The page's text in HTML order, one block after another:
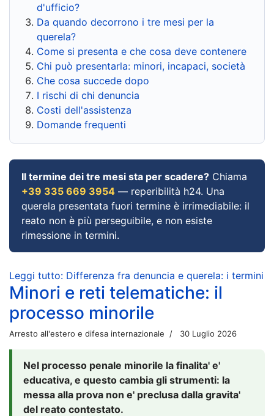
d'ufficio?
Da quando decorrono i tre mesi per la
querela?
Come si presenta e che cosa deve contenere
Chi può presentarla: minori, incapaci, società
Che cosa succede dopo
I rischi di chi denuncia
Costi dell'assistenza
Domande frequenti
Il termine dei tre mesi sta per scadere? Chiama
+39 335 669 3954 — reperibilità h24. Una
querela presentata fuori termine è irrimediabile: il
reato non è più perseguibile, e non esiste
rimessione in termini.
Leggi tutto: Differenza fra denuncia e querela: i termini
Minori e reti telematiche: il
processo minorile
Arresto all'estero e difesa internazionale 30 Luglio 2026
Nel processo penale minorile la finalita' e'
educativa, e questo cambia gli strumenti: la
messa alla prova non e' preclusa dalla gravita'
del reato contestato.